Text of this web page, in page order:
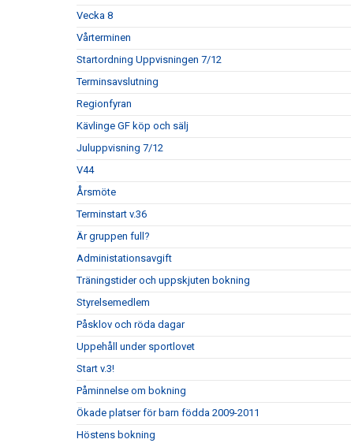
Vecka 8
Vårterminen
Startordning Uppvisningen 7/12
Terminsavslutning
Regionfyran
Kävlinge GF köp och sälj
Juluppvisning 7/12
V44
Årsmöte
Terminstart v.36
Är gruppen full?
Administationsavgift
Träningstider och uppskjuten bokning
Styrelsemedlem
Påsklov och röda dagar
Uppehåll under sportlovet
Start v.3!
Påminnelse om bokning
Ökade platser för barn födda 2009-2011
Höstens bokning